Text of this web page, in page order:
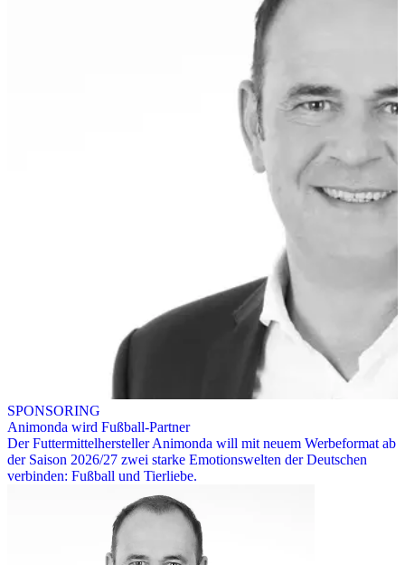
SPONSORING
Animonda wird Fußball-Partner
Der Futtermittelhersteller Animonda will mit neuem Werbeformat ab
der Saison 2026/27 zwei starke Emotionswelten der Deutschen
verbinden: Fußball und Tierliebe.